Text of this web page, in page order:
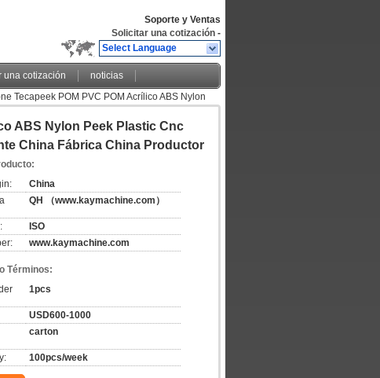
Soporte y Ventas
Solicitar una cotización -
Select Language
una cotización
noticias
Tecapeek POM PVC POM Acrílico ABS Nylon
ABS Nylon Peek Plastic Cnc
China Fábrica China Productor
China
QH （www.kaymachine.com）
ISO
www.kaymachine.com
Términos:
1pcs
USD600-1000
carton
100pcs/week